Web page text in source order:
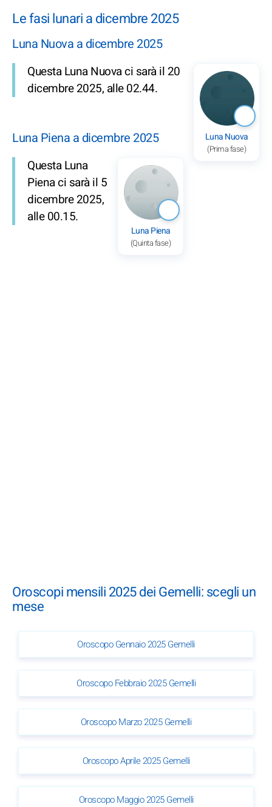
Le fasi lunari a dicembre 2025
Luna Nuova a dicembre 2025
Luna Nuova
(Prima fase)
Questa Luna Nuova ci sarà il 20
dicembre 2025, alle 02.44.
Luna Piena a dicembre 2025
Luna Piena
(Quinta fase)
Questa Luna
Piena ci sarà il 5
dicembre 2025,
alle 00.15.
Oroscopi mensili 2025 dei Gemelli: scegli un
mese
Oroscopo Gennaio 2025 Gemelli
Oroscopo Febbraio 2025 Gemelli
Oroscopo Marzo 2025 Gemelli
Oroscopo Aprile 2025 Gemelli
Oroscopo Maggio 2025 Gemelli